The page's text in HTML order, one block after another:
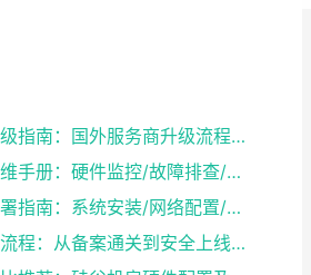
国外物理机配置升级指南：国外服务商升级流程/成本/业务中断风险对比
国外物理机日常运维手册：硬件监控/故障排查/性能优化技巧
国外物理机快速部署指南：系统安装/网络配置/安全防护一步到位
国外物理机部署全流程：从备案通关到安全上线终极指南